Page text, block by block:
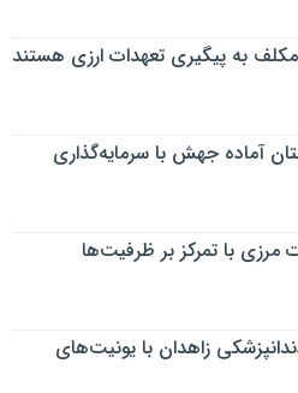
به پیگیری تعهدات ارزی هستند
آماده جهش با سرمایه‌گذاری
مرزی با تمرکز بر ظرفیت‌ها
زاهدان با یونیت‌های